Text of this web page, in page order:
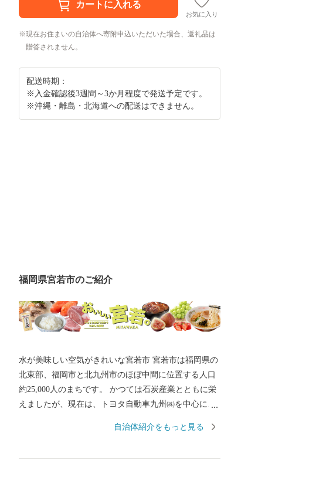
お気に入り
現在お住まいの自治体へ寄附申込いただいた場合、返礼品は
贈答されません。
配送時期：
※入金確認後3週間～3か月程度で発送予定です。
※沖縄・離島・北海道への配送はできません。
福岡県宮若市のご紹介
水が美味しい空気がきれいな宮若市 宮若市は福岡県の
北東部、福岡市と北九州市のほぼ中間に位置する人口
約25,000人のまちです。 かつては石炭産業とともに栄
えましたが、現在は、トヨタ自動車九州㈱を中心に、
トライアルホールディングス傘下の㈱トライアルカン
自治体紹介をもっと見る